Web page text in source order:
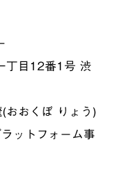
丁目12番1号 渋
おくぼ りょう)
ットフォーム事